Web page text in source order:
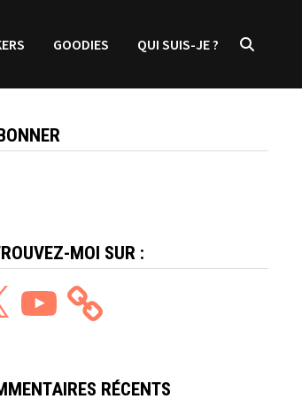
GOODIES QUI SUIS-JE ?
MOI SUR :
YouTube
RÉCENTS